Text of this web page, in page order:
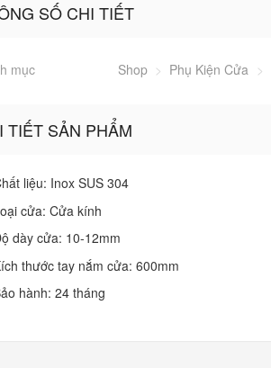
SỐ CHI TIẾT
mục Shop > Phụ Kiện Cửa >
TIẾT SẢN PHẨM
liệu: Inox SUS 304
cửa: Cửa kính
dày cửa: 10-12mm
thước tay nắm cửa: 600mm
hành: 24 tháng